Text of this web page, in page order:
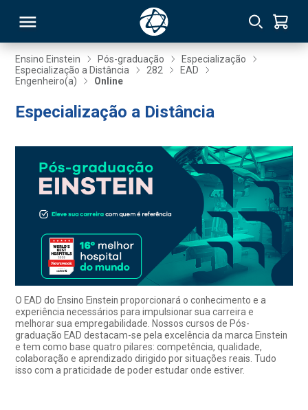
Ensino Einstein Pós-graduação
Especialização
Especialização a Distância
282
EAD
Engenheiro(a)
Online
Especialização a Distância
O EAD do Ensino Einstein proporcionará o conhecimento e a
experiência necessários para impulsionar sua carreira e
melhorar sua empregabilidade. Nossos cursos de Pós-
graduação EAD destacam-se pela excelência da marca Einstein
e tem como base quatro pilares: competência, qualidade,
colaboração e aprendizado dirigido por situações reais. Tudo
isso com a praticidade de poder estudar onde estiver.